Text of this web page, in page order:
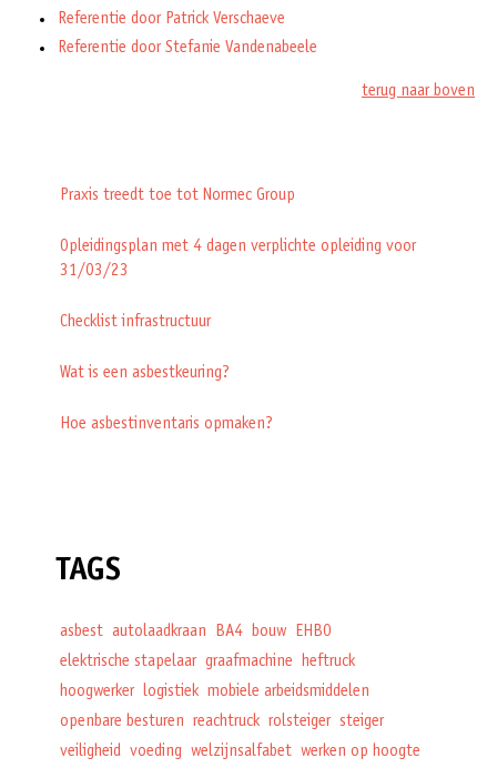
Referentie door Patrick Verschaeve
Referentie door Stefanie Vandenabeele
terug naar boven
Praxis treedt toe tot Normec Group
Opleidingsplan met 4 dagen verplichte opleiding voor
31/03/23
Checklist infrastructuur
Wat is een asbestkeuring?
Hoe asbestinventaris opmaken?
TAGS
asbest autolaadkraan BA4 bouw EHBO
elektrische stapelaar graafmachine heftruck
hoogwerker logistiek mobiele arbeidsmiddelen
openbare besturen reachtruck rolsteiger steiger
veiligheid voeding welzijnsalfabet werken op hoogte